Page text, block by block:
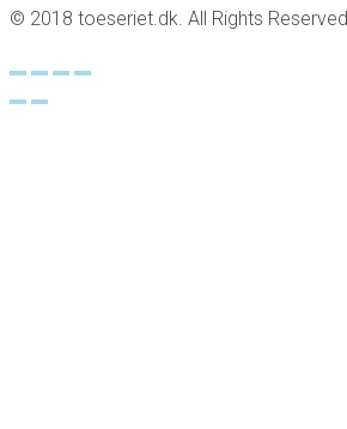
© 2018 toeseriet.dk. All Rights Reserved